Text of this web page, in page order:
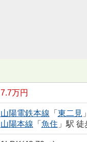
7.7万円
山陽電鉄本線 「 東二見
山陽本線 「 魚住 」駅